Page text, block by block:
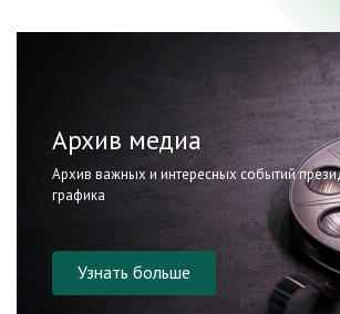
Архив медиа
Архив важных и интересных событий
графика
Узнать больше